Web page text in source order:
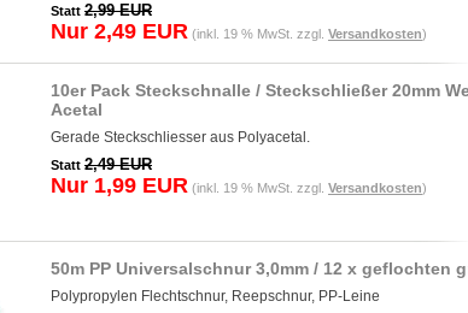
Statt 2,99 EUR
Nur 2,49 EUR (inkl. 19 % MwSt. zzgl. Versandkosten)
10er Pack Steckschnalle / Steckschließer 20mm
Acetal
Gerade Steckschliesser aus Polyacetal.
Statt 2,49 EUR
Nur 1,99 EUR (inkl. 19 % MwSt. zzgl. Versandkosten)
50m PP Universalschnur 3,0mm / 12 x geflochten
Polypropylen Flechtschnur, Reepschnur, PP-Leine